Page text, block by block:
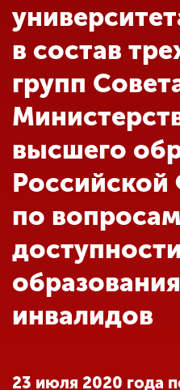
Обучение
Наука
Международная
деятельность
Другие виды
деятельности
Студенческая жизнь
организации
в состав
групп
высшего
по
инвалидов
23 июля 2020 года